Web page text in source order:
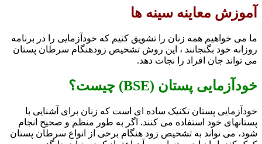
آموزش معاینه سینه ها
ما می خواهیم همه زنان را تشویق کنیم که خودآزمایی را در برنامه
روزانه خود بگنجانند ، این روش تشخیص زودهنگام سرطان پستان
می تواند جان افراد را نجات دهد.
خودآزمایی پستان (BSE) چیست؟
خودآزمایی پستان تکنیک ساده ای است که زنان برای آشنایی با
پستانهای خود استفاده می کنند. اگر به طور منظم و صحیح انجام
شود، می تواند به تشخیص زود هنگام برخی از انواع سرطان پستان